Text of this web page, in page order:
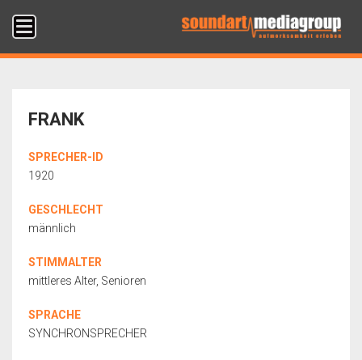
FRANK
SPRECHER-ID
1920
GESCHLECHT
männlich
STIMMALTER
mittleres Alter, Senioren
SPRACHE
SYNCHRONSPRECHER